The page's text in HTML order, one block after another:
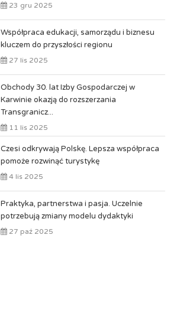
23 gru 2025
Współpraca edukacji, samorządu i biznesu
kluczem do przyszłości regionu
27 lis 2025
Obchody 30. lat Izby Gospodarczej w
Karwinie okazją do rozszerzania
Transgranicz...
11 lis 2025
Czesi odkrywają Polskę. Lepsza współpraca
pomoże rozwinąć turystykę
4 lis 2025
Praktyka, partnerstwa i pasja. Uczelnie
potrzebują zmiany modelu dydaktyki
27 paź 2025